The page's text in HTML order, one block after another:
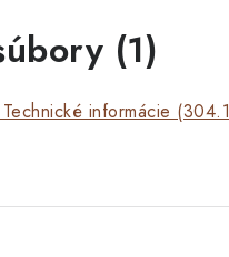
(1)
informácie